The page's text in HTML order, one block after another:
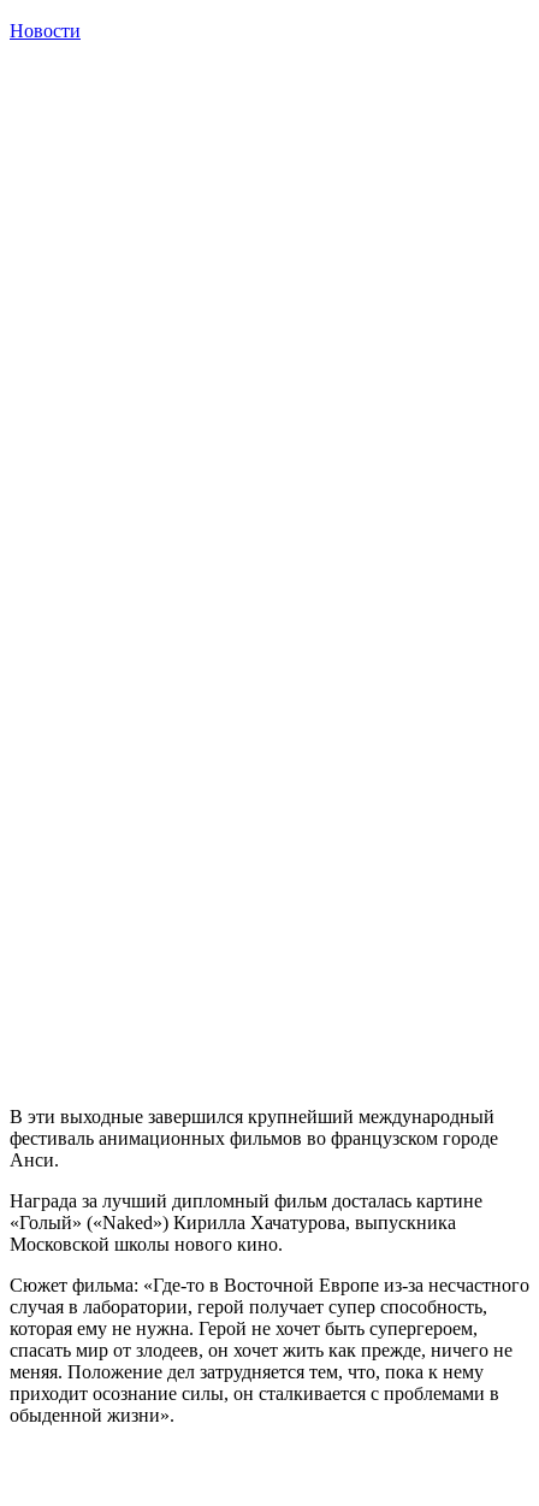
Новости
В эти выходные завершился крупнейший международный
фестиваль анимационных фильмов во французском городе
Анси.
Награда за лучший дипломный фильм досталась картине
«Голый» («Naked») Кирилла Хачатурова, выпускника
Московской школы нового кино.
Сюжет фильма: «Где-то в Восточной Европе из-за несчастного
случая в лаборатории, герой получает супер способность,
которая ему не нужна. Герой не хочет быть супергероем,
спасать мир от злодеев, он хочет жить как прежде, ничего не
меняя. Положение дел затрудняется тем, что, пока к нему
приходит осознание силы, он сталкивается с проблемами в
обыденной жизни».